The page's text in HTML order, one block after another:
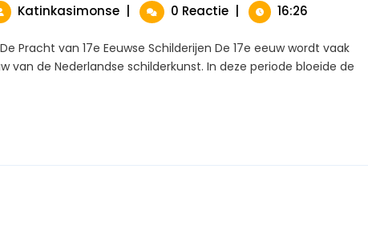
KatinkasimonseDe
Pracht
Van
17e
Meesterwerken
| 0 Reactie | 16:26
van de Nederlandse schilderkunst. In deze periode bloeide de